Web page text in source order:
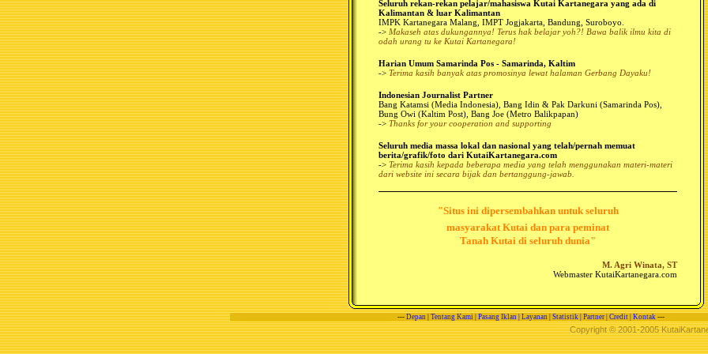
Seluruh rekan-rekan pelajar/mahasiswa Kutai Kartanegara yang ada di
Kalimantan & luar Kalimantan
IMPK Kartanegara Malang, IMPT Jogjakarta, Bandung, Suroboyo.
-> Makaseh atas dukungannya! Terus hak belajar yoh?! Bawa balik ilmu kita di
odah urang tu ke Kutai Kartanegara!
Harian Umum Samarinda Pos - Samarinda, Kaltim
-> Terima kasih banyak atas promosinya lewat halaman Gerbang Dayaku!
Indonesian Journalist Partner
Bang Katamsi (Media Indonesia), Bang Idin & Pak Darkuni (Samarinda Pos),
Bung Owi (Kaltim Post), Bang Joe (Metro Balikpapan)
-> Thanks for your cooperation and supporting
Seluruh media massa lokal dan nasional yang telah/pernah memuat
berita/grafik/foto dari KutaiKartanegara.com
-> Terima kasih kepada beberapa media yang telah menggunakan materi-materi
dari website ini secara bijak dan bertanggung-jawab.
"Situs ini dipersembahkan untuk seluruh
masyarakat Kutai dan para peminat
Tanah Kutai di seluruh dunia"
M. Agri Winata, ST
Webmaster KutaiKartanegara.com
--- Depan Tentang Kami Pasang Iklan Layanan Statistik Partner Credit Kontak ---
Copyright © 2001-2005